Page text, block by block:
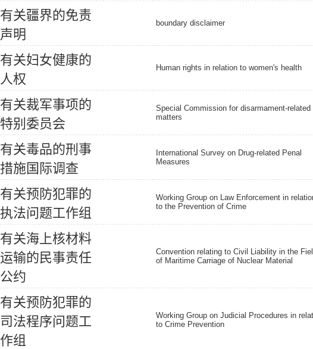
有关疆界的免责
声明
boundary disclaimer
有关妇女健康的
人权
Human rights in relation to women's health
有关裁军事项的
特别 委员会
Special Commission for disarmament-related
matters
有关毒品的刑 事
措施国 际调 查
International Survey on Drug-related Penal
Measures
有关预 防犯罪的
执法问题工作组
Working Group on Law Enforcement in
to the Prevention of Crime
有关海上核材料
运输的 民事责任
公约
Convention relating to Civil Liability in the
of Maritime Carriage of Nuclear Material
有关预 防犯罪的
司 法程序问题工
作组
Working Group on Judicial Procedures in
to Crime Prevention